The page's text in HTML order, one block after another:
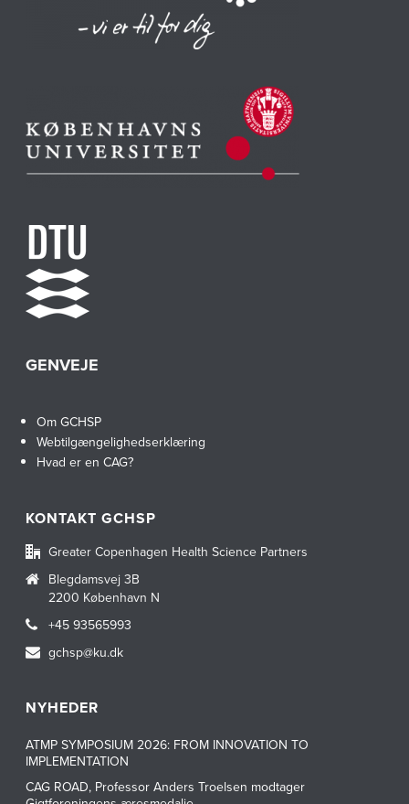
GENVEJE
Om GCHSP
Webtilgængelighedserklæring
Hvad er en CAG?
KONTAKT GCHSP
Greater Copenhagen Health Science Partners
Blegdamsvej 3B
2200 København N
+45 93565993
gchsp@ku.dk
NYHEDER
ATMP SYMPOSIUM 2026: FROM INNOVATION TO
IMPLEMENTATION
CAG ROAD, Professor Anders Troelsen modtager